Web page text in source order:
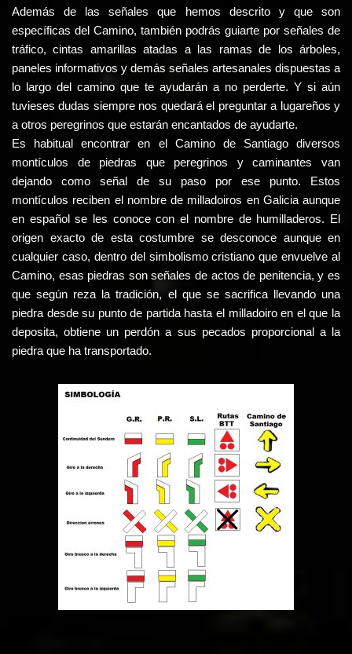
Además de las señales que hemos descrito y que son
específicas del Camino, también podrás guiarte por señales de
tráfico, cintas amarillas atadas a las ramas de los árboles,
paneles informativos y demás señales artesanales dispuestas a
lo largo del camino que te ayudarán a no perderte. Y si aún
tuvieses dudas siempre nos quedará el preguntar a lugareños y
a otros peregrinos que estarán encantados de ayudarte.
Es habitual encontrar en el Camino de Santiago diversos
montículos de piedras que peregrinos y caminantes van
dejando como señal de su paso por ese punto. Estos
montículos reciben el nombre de milladoiros en Galicia aunque
en español se les conoce con el nombre de humilladeros. El
origen exacto de esta costumbre se desconoce aunque en
cualquier caso, dentro del simbolismo cristiano que envuelve al
Camino, esas piedras son señales de actos de penitencia, y es
que según reza la tradición, el que se sacrifica llevando una
piedra desde su punto de partida hasta el milladoiro en el que la
deposita, obtiene un perdón a sus pecados proporcional a la
piedra que ha transportado.